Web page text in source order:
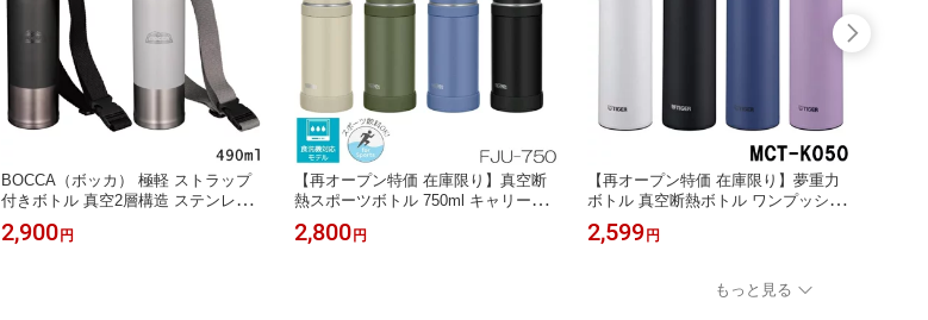
BOCCA（ボッカ） 極軽 ストラップ
付きボトル 真空2層構造 ステンレス
ボトル CB-JAPAN（シービージャパ
ン） ▼
2,900 円
【再オープン特価 在庫限り】真空断
熱スポーツボトル 750ml キャリール
ープ付き THERMOS（サーモス） FJ
U-750 ▼
2,800 円
【再オープン特価 在庫限り】夢重力
ボトル 真空断熱ボトル ワンプッシュ
オープン＆オートロック 500ml バイ
オガード+ TIGER（タイガー魔法瓶）
2,599 円
もっと見る